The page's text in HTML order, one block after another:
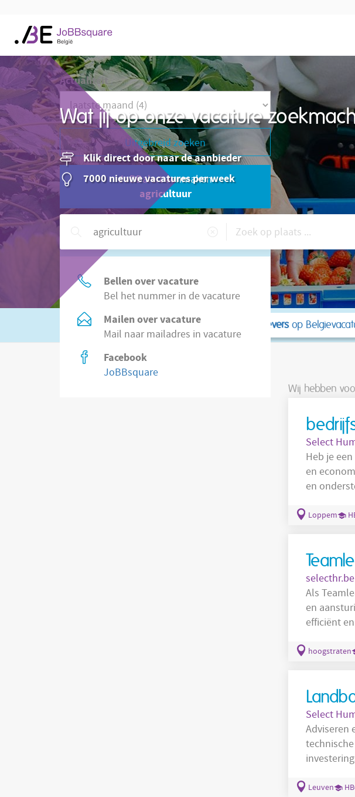
Wat jij op onze vacature
Klik direct door naar de aanbieder
7000 nieuwe vacatures per week
Of zoek in2.200 vacatures direct bij werkgeversop
Actualiteit
Uitgebreid zoeken
JoBBalert aanmaken
agricultuur
Hulp nodig?
Bellen over vacature
Bel het nummer in de vacature
Mailen over vacature
Mail naar mailadres in vacature
Facebook
JoBBsquare
Wij hebben
Select
Heb je
en economie? Als bedrijfsadviseur zet je jouw financiële kennis in
en
Loppem
selecthr.be
Als
en
efficiënt
motiveren van
hoogstraten
Select
Adviseren
technische vraagstukken
investeringsbeslissingen
onderhouden van
Leuven